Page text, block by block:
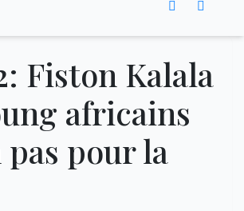
Fiston Kalala
africains
pour la